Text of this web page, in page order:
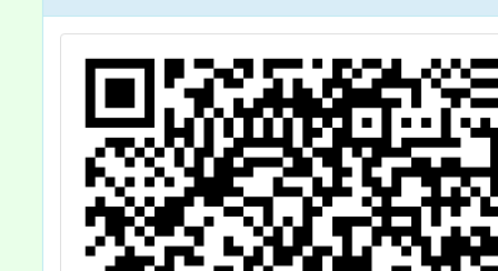
續追蹤輔導方
案」之個案研討
活動一案，歡迎
報名參加，請查
照